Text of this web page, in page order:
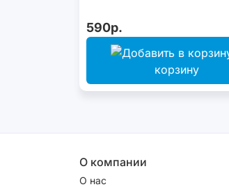
590р.
корзину
О компании
О нас